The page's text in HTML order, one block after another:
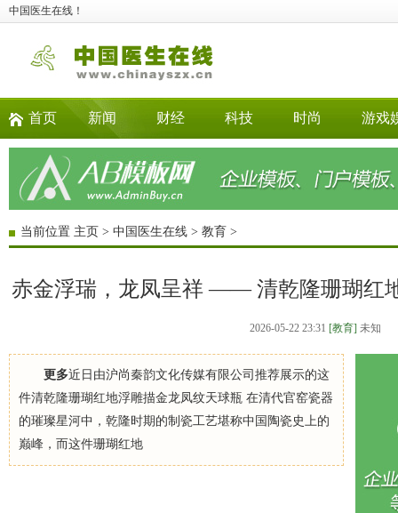
中国医生在线！
首页 新闻 财经 科技 时尚 游戏
当前位置 主页 > 中国医生在线 > 教育 >
赤金浮瑞，龙凤呈祥 —— 清乾隆珊瑚红
2026-05-22 23:31 [教育] 未知
更多近日由沪尚秦韵文化传媒有限公司推荐展示的这
件清乾隆珊瑚红地浮雕描金龙凤纹天球瓶 在清代官窑瓷器
的璀璨星河中，乾隆时期的制瓷工艺堪称中国陶瓷史上的
巅峰，而这件珊瑚红地